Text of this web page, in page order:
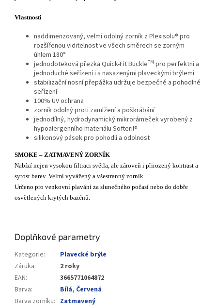
Vlastnosti
naddimenzovaný, velmi odolný zorník z Plexisolu® pro
rozšířenou viditelnost ve všech směrech se zorným
úhlem 180°
jednodoteková přezka Quick-Fit BuckleTM pro perfektní a
jednoduché seřízení i s nasazenými plaveckými brýlemi
stabilizační nosní přepážka udržuje bezpečné a pohodlné
seřízení
100% UV ochrana
zorník odolný proti zamlžení a poškrábání
jednodílný, hydrodynamický mikrorámeček vyrobený z
hypoalergenního materiálu Softeril®
silikonový pásek pro pohodlí a odolnost
SMOKE – ZATMAVENÝ ZORNÍK
Nabízí nejen vysokou filtraci světla, ale zároveň i přirozený kontrast a
sytost barev. Velmi vyvážený a všestranný zorník.
Určeno pro venkovní plavání za slunečného počasí nebo do dobře
osvětlených krytých bazénů.
Doplňkové parametry
Kategorie:
Plavecké brýle
Záruka:
2 roky
EAN:
3665771064872
Barva: Bílá, Červená
Barva zorníku: Zatmavený